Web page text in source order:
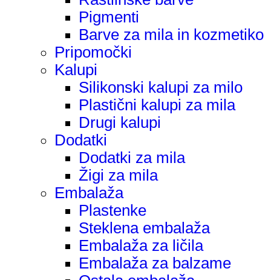
Pigmenti
Barve za mila in kozmetiko
Pripomočki
Kalupi
Silikonski kalupi za milo
Plastični kalupi za mila
Drugi kalupi
Dodatki
Dodatki za mila
Žigi za mila
Embalaža
Plastenke
Steklena embalaža
Embalaža za ličila
Embalaža za balzame